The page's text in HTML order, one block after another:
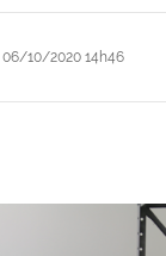
06/10/2020 14h46